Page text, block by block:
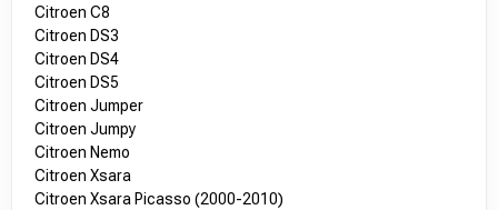
Citroen C8
Citroen DS3
Citroen DS4
Citroen DS5
Citroen Jumper
Citroen Jumpy
Citroen Nemo
Citroen Xsara
Citroen Xsara Picasso (2000-2010)